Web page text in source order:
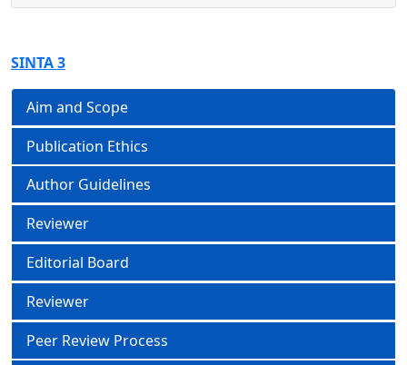
SINTA 3
Aim and Scope
Publication Ethics
Author Guidelines
Reviewer
Editorial Board
Reviewer
Peer Review Process